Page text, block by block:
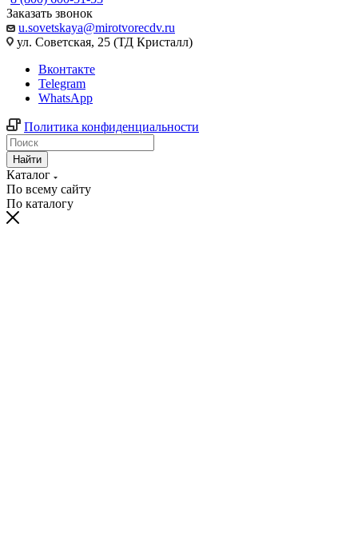
Заказать звонок
u.sovetskaya@mirotvorecdv.ru
ул. Советская, 25 (ТД Кристалл)
Вконтакте
Telegram
WhatsApp
Политика конфиденциальности
Найти
Каталог
По всему сайту
По каталогу